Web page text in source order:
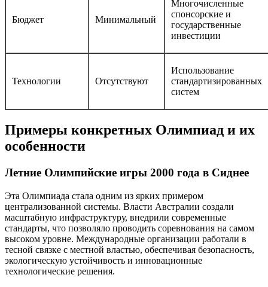
Бюджет Минимальный
Многочисленные
спонсорские и
государственные
инвестиции
Технологии Отсутствуют
Использование
стандартизированных
систем
Примеры конкретных Олимпиад и их
особенности
Летние Олимпийские игры 2000 года в Сиднее
Эта Олимпиада стала одним из ярких примером
централизованной системы. Власти Австралии создали
масштабную инфраструктуру, внедрили современные
стандарты, что позволяло проводить соревнования на самом
высоком уровне. Международные организации работали в
тесной связке с местной властью, обеспечивая безопасность,
экологическую устойчивость и инновационные
технологические решения.